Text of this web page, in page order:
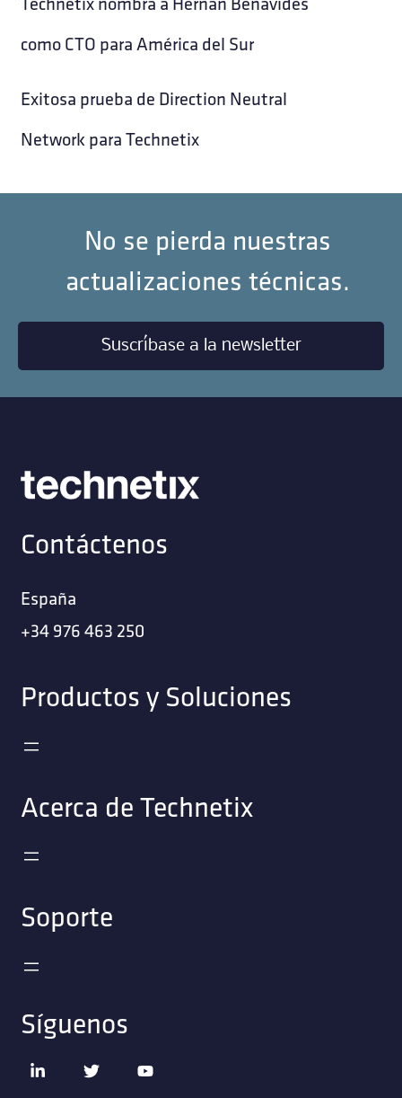
como CTO para América del Sur
Exitosa prueba de Direction Neutral
Network para Technetix
No se pierda nuestras
actualizaciones técnicas.
Suscríbase a la newsletter
Contáctenos
España
+34 976 463 250
Productos y Soluciones
Acerca de Technetix
Soporte
Síguenos